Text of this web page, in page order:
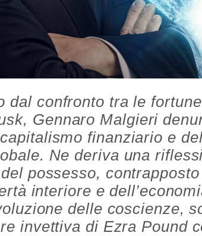
dal confronto tra le
Gennaro Malgieri
finanziario e
Ne deriva una
possesso,
interiore e
delle coscienze,
invettiva di Ezra Pound